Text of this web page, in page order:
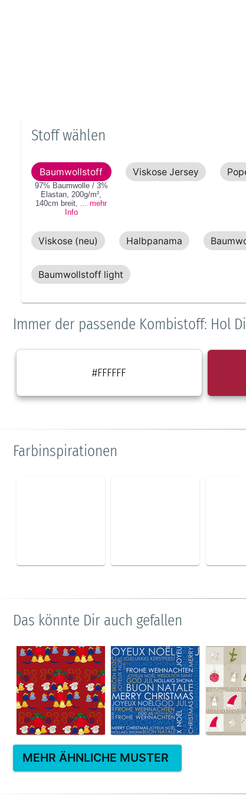
Stoff wählen
Baumwollstoff
97% Baumwolle / 3%
Elastan,200g/m²,
140cm breit, ... mehr
Info
Viskose Jersey
Viskose (neu) Halbpanama
Baumwollstoff light
Immer der passende Kombistoff: Hol
#FFFFFF
Farbinspirationen
Das könnte Dir auch gefallen
MEHR ÄHNLICHE MUSTER